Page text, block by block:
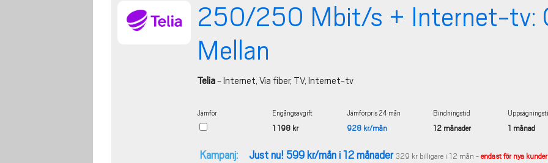
250/250 Mbit/s + Internet-tv:
Mellan
Telia- Internet, Via fiber, TV, Internet-tv
Jämför Engångsavgift
1 198 kr
Jämförpris 24 mån
928 kr/mån
Bindningstid
12 månader 1 månad
Kampanj: Just nu! 599 kr/mån i 12 månader 329 kr billigare i 12 mån - endast för nya